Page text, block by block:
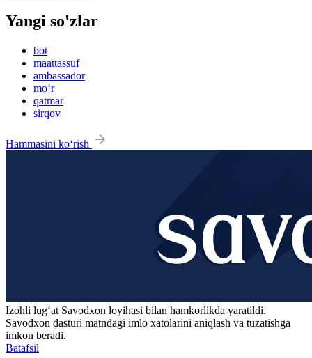
Yangi so'zlar
bot
maattassuf
ambassador
mo‘r
qatmar
sirqov
Hammasini ko‘rish
Izohli lugʻat Savodxon loyihasi bilan hamkorlikda yaratildi.
Savodxon dasturi matndagi imlo xatolarini aniqlash va tuzatishga
imkon beradi.
Batafsil